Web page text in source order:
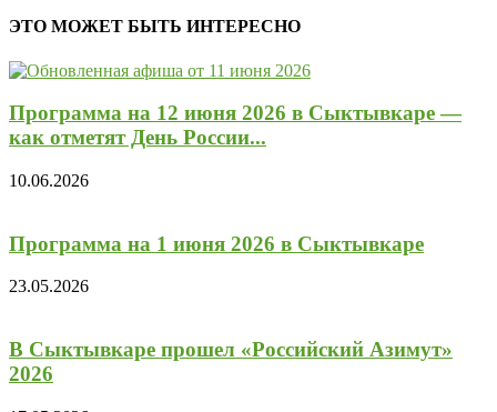
ЭТО МОЖЕТ БЫТЬ ИНТЕРЕСНО
Программа на 12 июня 2026 в Сыктывкаре —
как отметят День России...
10.06.2026
Программа на 1 июня 2026 в Сыктывкаре
23.05.2026
В Сыктывкаре прошел «Российский Азимут»
2026